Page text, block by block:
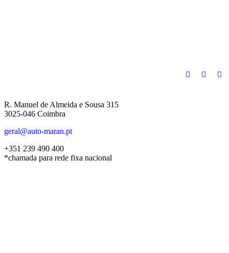
R. Manuel de Almeida e Sousa 315
3025-046 Coimbra
geral@auto-maran.pt
+351 239 490 400
*chamada para rede fixa nacional